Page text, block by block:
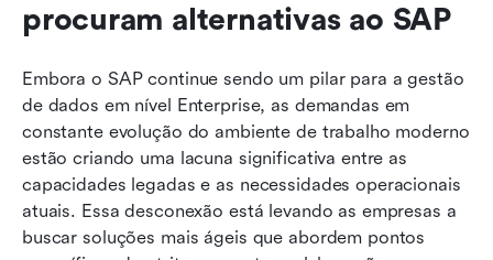
procuram alternativas ao SAP
Embora o SAP continue sendo um pilar para a gestão
de dados em nível Enterprise, as demandas em
constante evolução do ambiente de trabalho moderno
estão criando uma lacuna significativa entre as
capacidades legadas e as necessidades operacionais
atuais. Essa desconexão está levando as empresas a
buscar soluções mais ágeis que abordem pontos